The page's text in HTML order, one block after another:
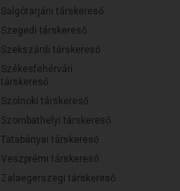
Salgótarjáni társkereső
Szegedi társkereső
Szekszárdi társkereső
Székesfehérvári
társkereső
Szolnoki társkereső
Szombathelyi társkereső
Tatabányai társkereső
Veszprémi társkereső
Zalaegerszegi társkereső